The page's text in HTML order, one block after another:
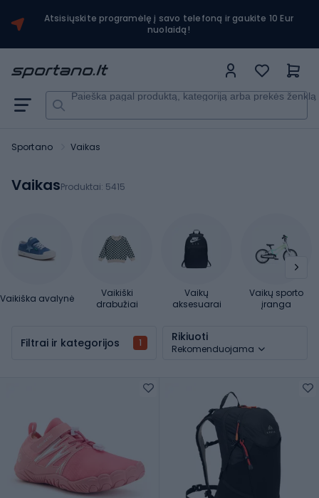
Atsisiųskite programėlę į savo telefoną ir gaukite 10 Eur
nuolaidą!
Paieška pagal produktą, kategoriją arba prekės ženklą
Sportano Vaikas
VaikasProduktai: 5415
Vaikiška avalynė
Vaikiški
drabužiai
Vaikų
aksesuarai
Vaikų sporto
įranga
Filtrai ir kategorijos 1 Rikiuoti
Rekomenduojama